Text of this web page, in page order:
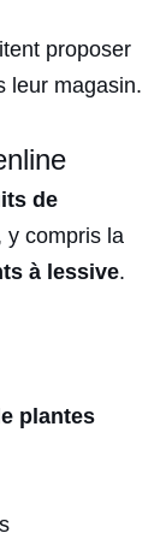
proposer
leur magasin.
de
y compris la
à lessive.
plantes